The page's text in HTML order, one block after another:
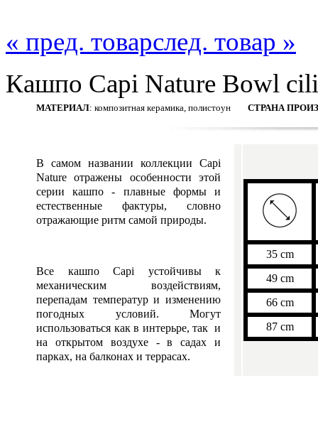
« пред. товарслед. товар »
Кашпо Capi Nature Bowl
МАТЕРИАЛ: композитная керамика, полистоун СТРАНА
В самом названии коллекции Capi
Nature отражены особенности этой
серии кашпо - плавные формы и
естественные фактуры, словно
отражающие ритм самой природы.
Все кашпо Capi устойчивы к
механическим воздействиям,
перепадам температур и изменению
погодных условий. Могут
использоваться как в интерьре, так и
на открытом воздухе - в садах и
парках, на балконах и террасах.
35 cm
49 cm
66 cm
87 cm